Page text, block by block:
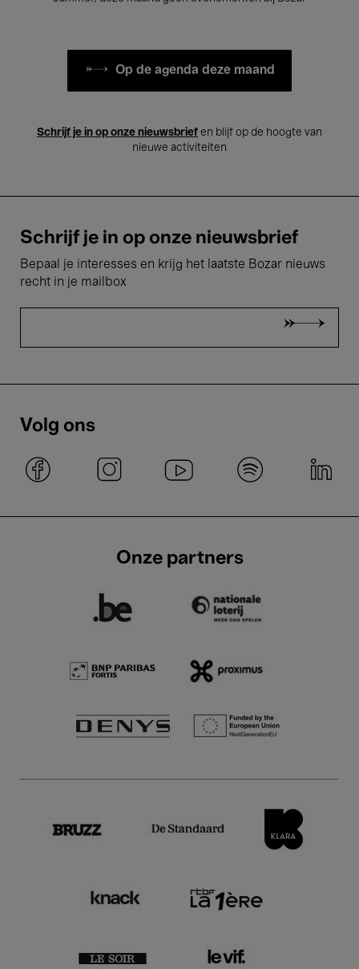
Op de agenda deze maand
Schrijf je in op onze nieuwsbrief en blijf op de hoogte van
nieuwe activiteiten
Schrijf je in op onze nieuwsbrief
Bepaal je interesses en krijg het laatste Bozar nieuws
recht in je mailbox
Volg ons
Onze partners